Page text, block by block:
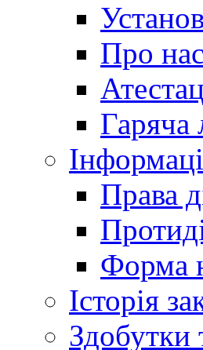
Про нас
Гаряча
Права
Форма
Історія
Здобутки